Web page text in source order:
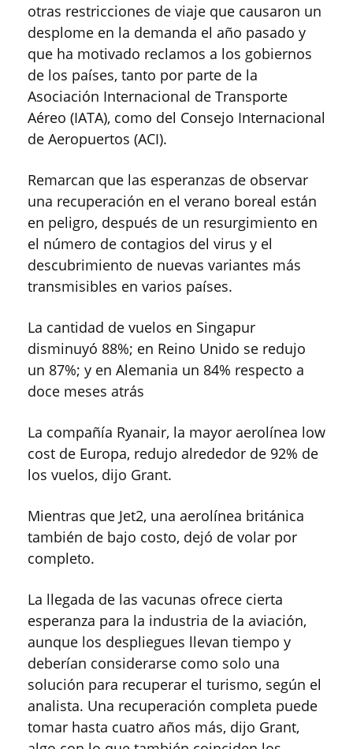
otras restricciones de viaje que causaron un
desplome en la demanda el año pasado y
que ha motivado reclamos a los gobiernos
de los países, tanto por parte de la
Asociación Internacional de Transporte
Aéreo (IATA), como del Consejo Internacional
de Aeropuertos (ACI).
Remarcan que las esperanzas de observar
una recuperación en el verano boreal están
en peligro, después de un resurgimiento en
el número de contagios del virus y el
descubrimiento de nuevas variantes más
transmisibles en varios países.
La cantidad de vuelos en Singapur
disminuyó 88%; en Reino Unido se redujo
un 87%; y en Alemania un 84% respecto a
doce meses atrás
La compañía Ryanair, la mayor aerolínea low
cost de Europa, redujo alrededor de 92% de
los vuelos, dijo Grant.
Mientras que Jet2, una aerolínea británica
también de bajo costo, dejó de volar por
completo.
La llegada de las vacunas ofrece cierta
esperanza para la industria de la aviación,
aunque los despliegues llevan tiempo y
deberían considerarse como solo una
solución para recuperar el turismo, según el
analista. Una recuperación completa puede
tomar hasta cuatro años más, dijo Grant,